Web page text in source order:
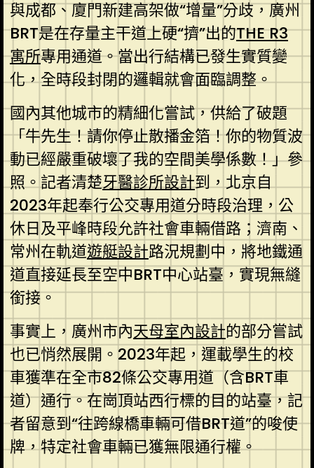
與成都、廈門新建高架做“增量”分歧，廣州
BRT是在存量主干道上硬“擠”出的THE R3
寓所專用通道。當出行結構已發生實質變
化，全時段封閉的邏輯就會面臨調整。
國內其他城市的精細化嘗試，供給了破題
「牛先生！請你停止散播金箔！你的物質波
動已經嚴重破壞了我的空間美學係數！」參
照。記者清楚牙醫診所設計到，北京自
2023年起奉行公交專用道分時段治理，公
休日及平峰時段允許社會車輛借路；濟南、
常州在軌道遊艇設計路況規劃中，將地鐵通
道直接延長至空中BRT中心站臺，實現無縫
銜接。
事實上，廣州市內天母室內設計的部分嘗試
也已悄然展開。2023年起，運載學生的校
車獲準在全市82條公交專用道（含BRT車
道）通行。在崗頂站西行標的目的站臺，記
者留意到“往跨線橋車輛可借BRT道”的唆使
牌，特定社會車輛已獲無限通行權。